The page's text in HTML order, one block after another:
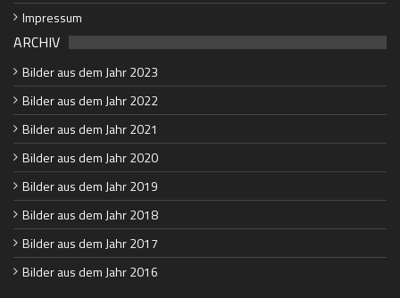
Impressum
ARCHIV
Bilder aus dem Jahr 2023
Bilder aus dem Jahr 2022
Bilder aus dem Jahr 2021
Bilder aus dem Jahr 2020
Bilder aus dem Jahr 2019
Bilder aus dem Jahr 2018
Bilder aus dem Jahr 2017
Bilder aus dem Jahr 2016